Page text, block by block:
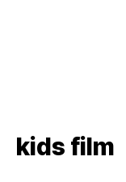
kids film